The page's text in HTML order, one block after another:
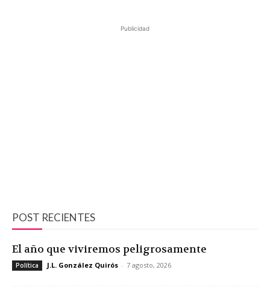
Publicidad
POST RECIENTES
El año que viviremos peligrosamente
Política J.L. González Quirós - 7 agosto, 2026